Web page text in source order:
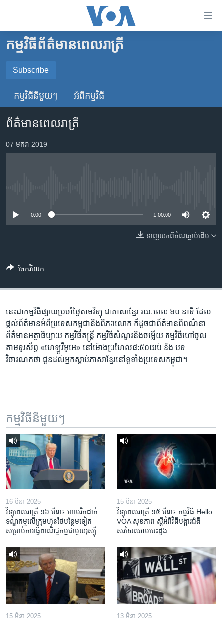
គេហទំព័រ​
ទាក់ទង
រំលង​
ទំព័រ​
ព័ត៌មាន​​
តែ​
ម្តង
រចនា
ចូល​
ស្វែង​
កម្ពុជា
អន្តរជាតិ
ចិន
ហេឡូវីអូអេ
កម្ពុជាច្នៃប្រតិដ្ឋ
កម្មវិធីទាំងអស់
បណ្តាញ​សង្គម
ភាសា
កម្មវិធី​ព័ត៌មាន​ពេលរាត្រី
Subscribe
SUBSCRIBE
YouTube Music
កម្មវិធី​នីមួយៗ អំពី​កម្មវិធី​
ព័ត៌មានពេលរាត្រី
07 មករា 2019
0:00 1:00:00
ទាញ​យក​ពី​តំណភ្ជាប់​ដើម
ចែករំលែក
នេះ​ជា​កម្ម​វិធី​ផ្សាយ​ប្រចាំ​ថ្ងៃ​តាម​វិទ្យុ ​ជាភាសា​ខ្មែរ​ រយៈ​ពេល​ ៦០​ នាទី ដែល​
ផ្តល់​ព័ត៌មាន​អំពី​ប្រទេស​កម្ពុជា​និង​ពិភព​លោក ​ក៏ដូច​ជា​ព័ត៌មាន​ពិពណ៌នា
ព័ត៌មាន​អត្ថា​ធិប្បាយ​ កម្ម​វិធី​តន្ត្រី ​កម្មវិធី​​សំណួរ​និង​ចម្លើយ​ កម្ម​វិធី​ហៅ​ចូល​
តាម​ទូរ​ស័ព្ទ «ហេឡូវីអូអេ» នៅ​ម៉ោង​​ប្រហែល​៨:៥០​យប់ ​និង បទ​
វិចារណកថា​ ជូន​ដល់​អ្នក​ស្តាប់​ភាសា​ខ្មែរ​នៅ​ទូទាំង​ប្រទេស​កម្ពុជា។
កម្មវិធី​នីមួយៗ
16 មីនា 2025
វិទ្យុពេលរាត្រី ១៦ មីនា៖ អាមេរិក​ដាក់​
ទណ្ឌកម្ម​លើ​ក្រុមហ៊ុន​ថៃ​បន្ថែម​ទៀត​
សម្រាប់​ការ​ធ្វើ​ពាណិជ្ជកម្ម​ជាមួយ​រុស្ស៊ី
15 មីនា 2025
វិទ្យុពេលរាត្រី ១៥ មីនា៖ កម្មវិធី ​Hello
VOA សុខភាព ស្ដី​អំពី​វិធី​បង្ការ​ជំងឺ​
សរសៃ​ឈាម​បេះដូង
15 មីនា 2025 13 មីនា 2025